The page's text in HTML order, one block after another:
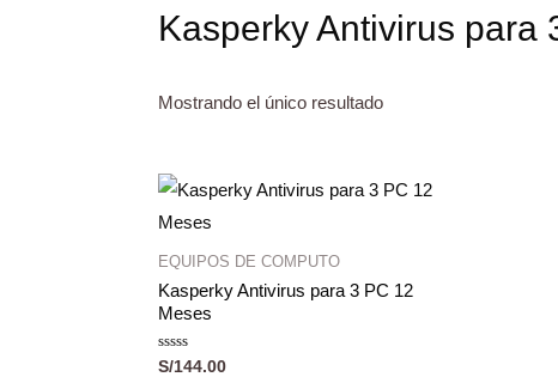
Kasperky Antivirus para
Mostrando el único resultado
EQUIPOS DE COMPUTO
Kasperky Antivirus para 3 PC 12
Meses
Valorado
S/144.00